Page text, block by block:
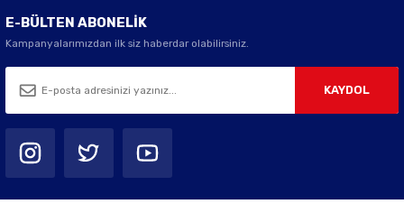
E-BÜLTEN ABONELİK
Kampanyalarımızdan ilk siz haberdar olabilirsiniz.
KAYDOL